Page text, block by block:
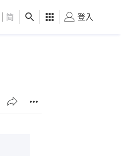
點 健康 好食玩飛
简 登入